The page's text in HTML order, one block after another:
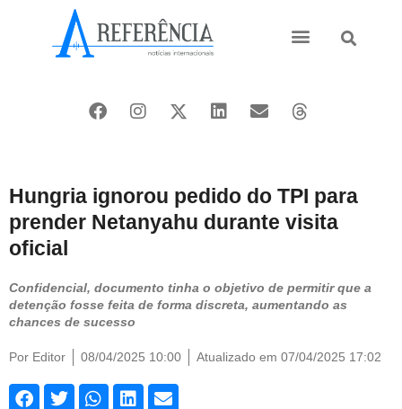
Hungria ignorou pedido do TPI para
prender Netanyahu durante visita
oficial
Confidencial, documento tinha o objetivo de permitir que a
detenção fosse feita de forma discreta, aumentando as
chances de sucesso
Por Editor 08/04/2025 10:00 Atualizado em 07/04/2025 17:02